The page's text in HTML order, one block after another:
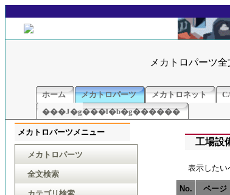
メカトロパーツ全
ホーム メカトロパーツ メカトロネット
���J�g���l�b�g������
工場設
表示したい
No. ページ
メカトロパーツメニュー
メカトロパーツ
全文検索